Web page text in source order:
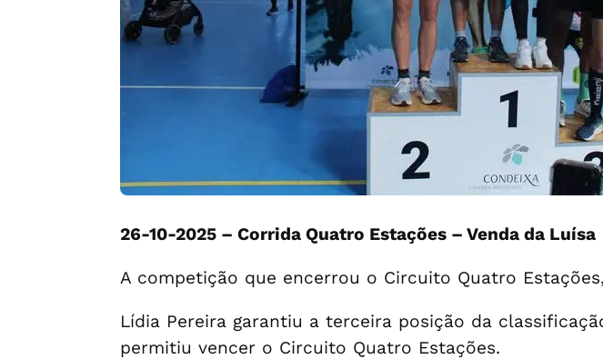
26-10-2025 – Corrida Quatro Estações – Venda da Luísa
A competição que encerrou o Circuito Quatro
Lídia Pereira garantiu a terceira posição da
permitiu vencer o Circuito Quatro Estações.